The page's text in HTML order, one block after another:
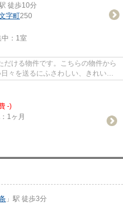
徒歩10分
字町250
： 1室
だける物件です。こちらの物件から
々を送るにふさわしい、きれいな
-)
1ヶ月
」駅 徒歩3分